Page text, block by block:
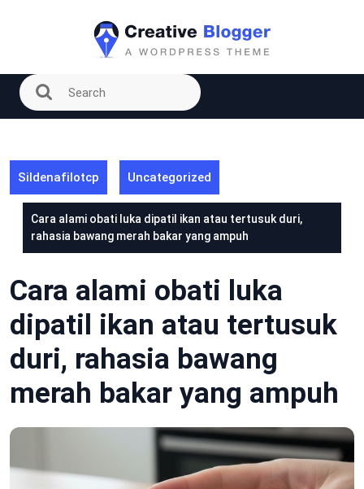
Sildenafilotcp Uncategorized
Cara alami obati luka dipatil ikan atau tertusuk duri,
rahasia bawang merah bakar yang ampuh
Cara alami obati luka
dipatil ikan atau tertusuk
duri, rahasia bawang
merah bakar yang ampuh